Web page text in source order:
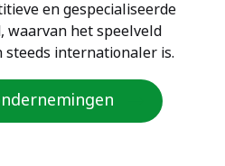
en gespecialiseerde
waarvan het speelveld
steeds internationaler is.